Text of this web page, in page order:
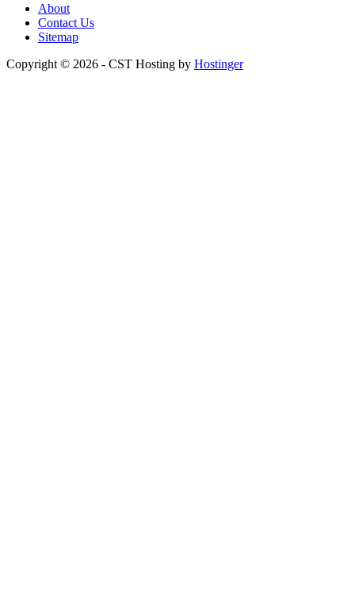
About
Contact Us
Sitemap
Copyright © 2026 - CST Hosting by Hostinger